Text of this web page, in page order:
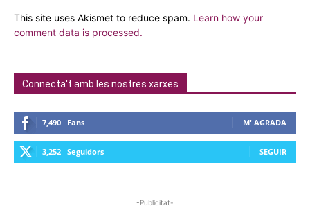
This site uses Akismet to reduce spam. Learn how your
comment data is processed.
Connecta't amb les nostres xarxes
7,490 Fans M' AGRADA
3,252 Seguidors SEGUIR
-Publicitat-